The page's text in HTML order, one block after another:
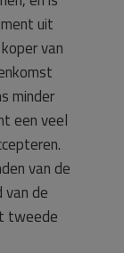
uit
van
minder
een veel
van de
de
tweede